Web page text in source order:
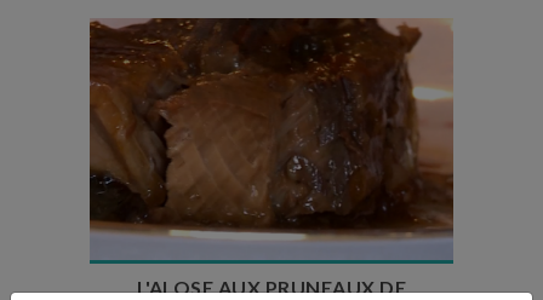
Temps de préparation : 40 min
Temps de cuisson : 48hr
Nombre de couverts : 8
L'ALOSE AUX PRUNEAUX DE